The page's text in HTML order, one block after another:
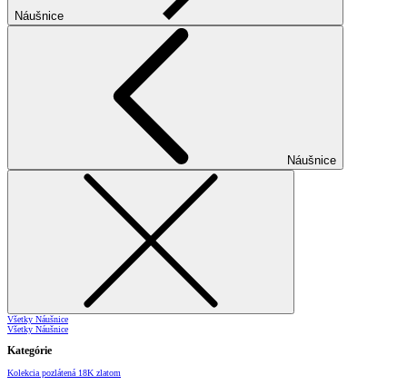
Náušnice
Náušnice
Všetky Náušnice
Všetky Náušnice
Kategórie
Kolekcia pozlátená 18K zlatom